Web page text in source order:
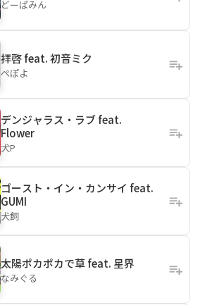
どーぱみん
拝啓 feat. 初音ミク
ぺぽよ
デンジャラス・ラブ feat.
Flower
犬P
ゴースト・イン・カンサイ feat.
GUMI
犬飼
太陽ポカポカで草 feat. 星界
なみぐる